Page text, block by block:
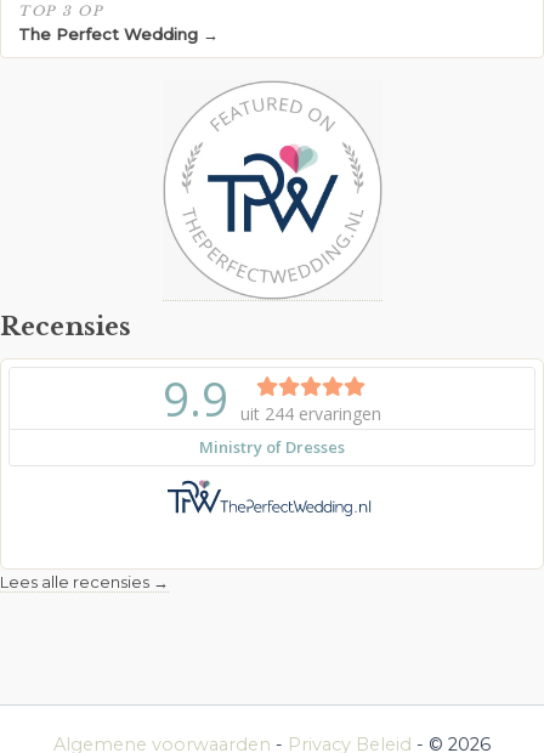
TOP 3 OP
The Perfect Wedding →
Recensies
Lees alle recensies →
Algemene voorwaarden - Privacy Beleid - © 2026